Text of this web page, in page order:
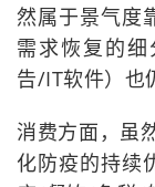
然属于景气度
需求恢复的
告/IT软件）也
消费方面，虽
化防疫的持续